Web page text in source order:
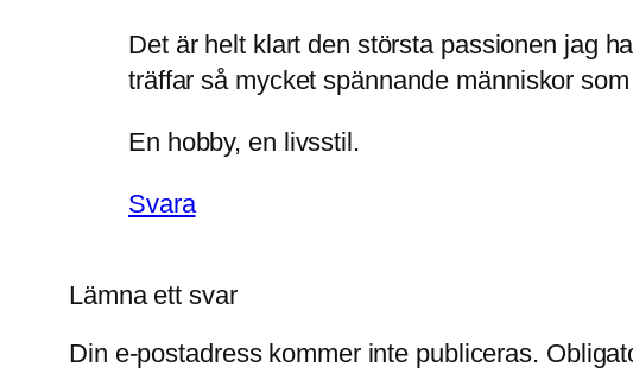
Det är helt klart den största passionen jag
träffar så mycket spännande människor
En hobby, en livsstil.
Svara
Lämna ett svar
Din e-postadress kommer inte publiceras.